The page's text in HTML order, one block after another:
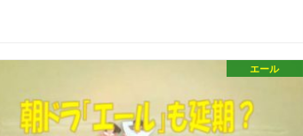
エール